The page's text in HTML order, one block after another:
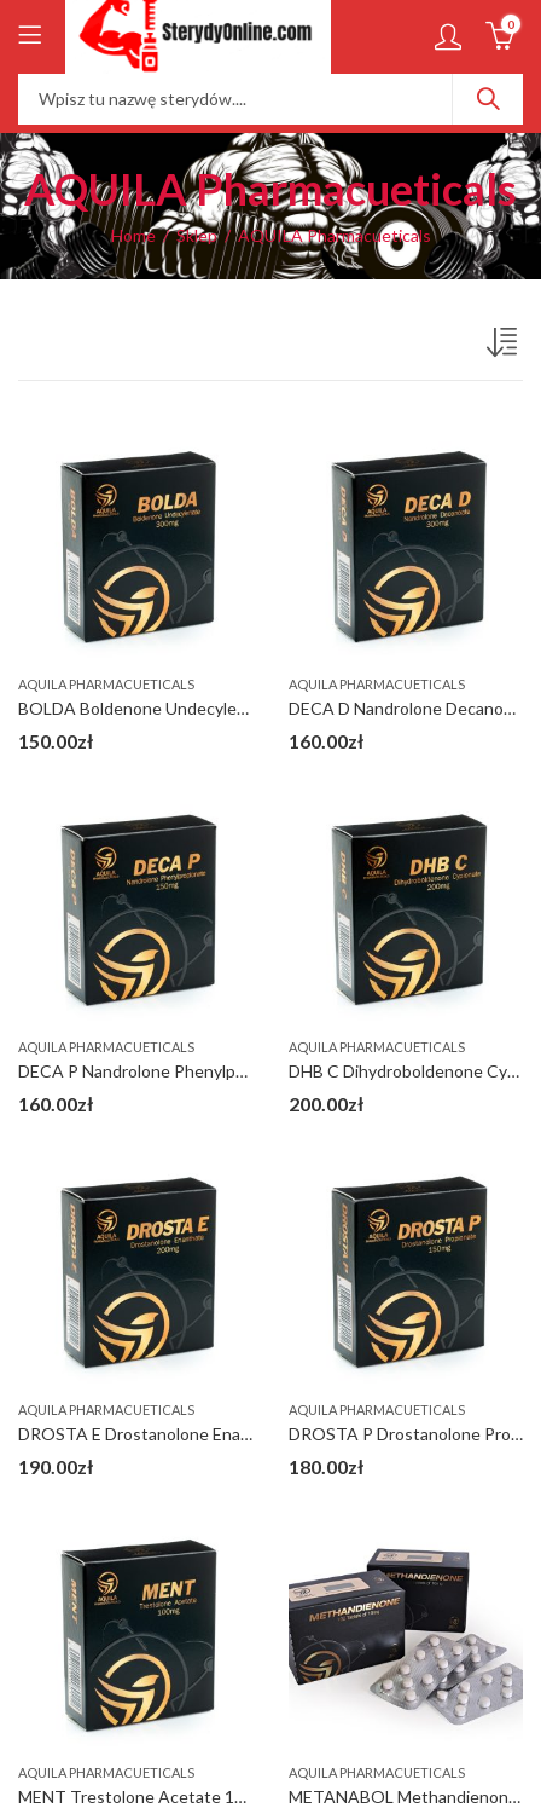
0
AQUILA Pharmacueticals
Home Sklep AQUILA Pharmacueticals
AQUILA PHARMACUETICALS
BOLDA Boldenone Undecylenate 300 mg
150.00zł
AQUILA PHARMACUETICALS
DECA D Nandrolone Decanoate 300 mg
160.00zł
AQUILA PHARMACUETICALS
DECA P Nandrolone Phenylpropionate 150 mg
160.00zł
AQUILA PHARMACUETICALS
DHB C Dihydroboldenone Cypionate 200 mg
200.00zł
AQUILA PHARMACUETICALS
DROSTA E Drostanolone Enanthate 200 mg
190.00zł
AQUILA PHARMACUETICALS
DROSTA P Drostanolone Propionate 150 mg
180.00zł
AQUILA PHARMACUETICALS
MENT Trestolone Acetate 100 mg
AQUILA PHARMACUETICALS
METANABOL Methandienone 10 mg Aquila